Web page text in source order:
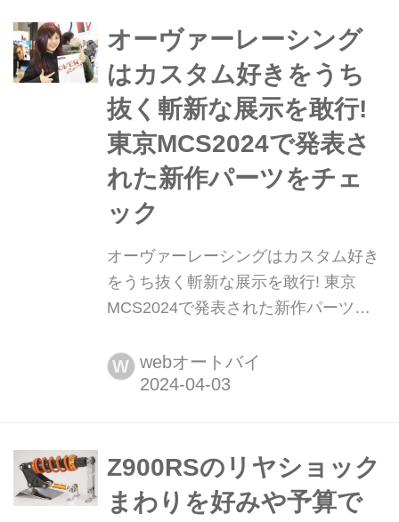
オーヴァーレーシング
はカスタム好きをうち
抜く斬新な展示を敢行!
東京MCS2024で発表さ
れた新作パーツをチェ
ック
オーヴァーレーシングはカスタム好き
をうち抜く斬新な展示を敢行! 東京
MCS2024で発表された新作パーツを
「第51回 東京モーターサイクルショ
ー」。この記事では、OVER RACING
細を紹介していく。文:山ノ井敦司/写
真:西野鉄兵、山ノ井敦司
W webオートバイ
Z900RSのリヤショック
まわりを好みや予算で